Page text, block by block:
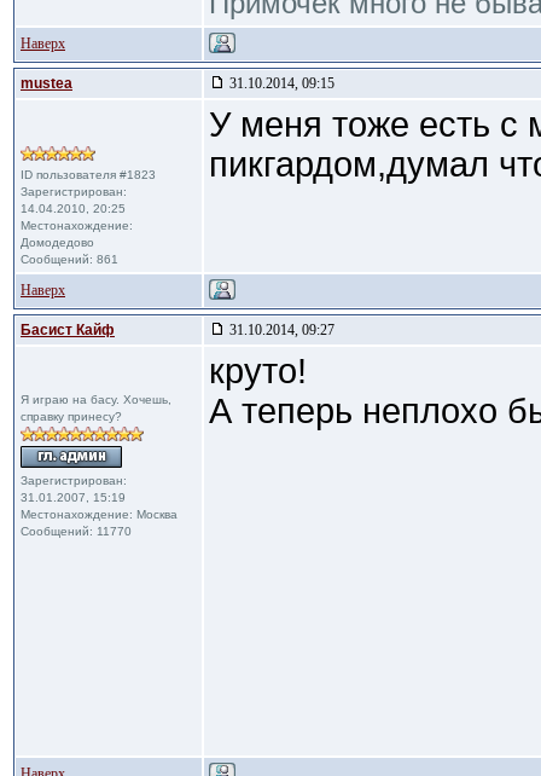
Наверх
mustea 31.10.2014, 09:15
ID пользователя #1823
Зарегистрирован:
14.04.2010, 20:25
Местонахождение:
Домодедово
Сообщений: 861
У меня тоже есть с
пикгардом,думал
Наверх
Басист Кайф 31.10.2014, 09:27
Я играю на басу. Хочешь,
справку принесу?
Зарегистрирован:
31.01.2007, 15:19
Местонахождение: Москва
Сообщений: 11770
круто!
А теперь неплохо